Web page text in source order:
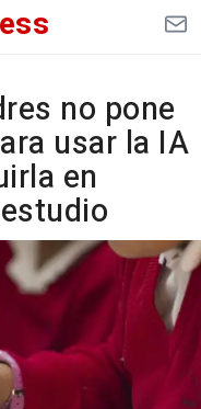
no pone
usar la IA
en